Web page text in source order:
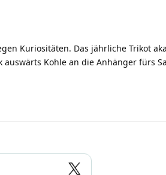
Kuriositäten. Das jährliche Trikot aka
Kohle an die Anhänger fürs